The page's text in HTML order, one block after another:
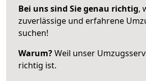
Bei uns sind Sie genau richtig,
zuverlässige und erfahrene
suchen!
Warum?Weil unser
richtig ist.